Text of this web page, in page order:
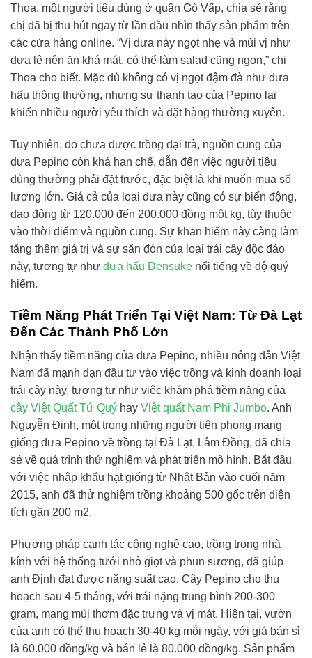
Thoa, một người tiêu dùng ở quận Gò Vấp, chia sẻ rằng
chị đã bị thu hút ngay từ lần đầu nhìn thấy sản phẩm trên
các cửa hàng online. “Vị dưa này ngọt nhẹ và mùi vị như
dưa lê nên ăn khá mát, có thể làm salad cũng ngon,” chị
Thoa cho biết. Mặc dù không có vị ngọt đậm đà như dưa
hấu thông thường, nhưng sự thanh tao của Pepino lại
khiến nhiều người yêu thích và đặt hàng thường xuyên.
Tuy nhiên, do chưa được trồng đại trà, nguồn cung của
dưa Pepino còn khá hạn chế, dẫn đến việc người tiêu
dùng thường phải đặt trước, đặc biệt là khi muốn mua số
lượng lớn. Giá cả của loại dưa này cũng có sự biến động,
dao động từ 120.000 đến 200.000 đồng một kg, tùy thuộc
vào thời điểm và nguồn cung. Sự khan hiếm này càng làm
tăng thêm giá trị và sự săn đón của loại trái cây độc đáo
này, tương tự như dưa hấu Densuke nổi tiếng về độ quý
hiếm.
Tiềm Năng Phát Triển Tại Việt Nam: Từ Đà Lạt
Đến Các Thành Phố Lớn
Nhận thấy tiềm năng của dưa Pepino, nhiều nông dân Việt
Nam đã mạnh dạn đầu tư vào việc trồng và kinh doanh loại
trái cây này, tương tự như việc khám phá tiềm năng của
cây Việt Quất Tứ Quý hay Việt quất Nam Phi Jumbo. Anh
Nguyễn Định, một trong những người tiên phong mang
giống dưa Pepino về trồng tại Đà Lạt, Lâm Đồng, đã chia
sẻ về quá trình thử nghiệm và phát triển mô hình. Bắt đầu
với việc nhập khẩu hạt giống từ Nhật Bản vào cuối năm
2015, anh đã thử nghiệm trồng khoảng 500 gốc trên diện
tích gần 200 m2.
Phương pháp canh tác công nghệ cao, trồng trong nhà
kính với hệ thống tưới nhỏ giọt và phun sương, đã giúp
anh Định đạt được năng suất cao. Cây Pepino cho thu
hoạch sau 4-5 tháng, với trái nặng trung bình 200-300
gram, mang mùi thơm đặc trưng và vị mát. Hiện tại, vườn
của anh có thể thu hoạch 30-40 kg mỗi ngày, với giá bán sỉ
là 60.000 đồng/kg và bán lẻ là 80.000 đồng/kg. Sản phẩm